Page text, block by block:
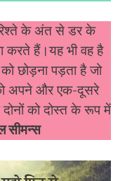
के अंत से डर के
करते हैं।यह भी वह है
छोड़ना पड़ता है जो
अपने और एक-दूसरे
को दोस्त के रूप में
सीमन्स